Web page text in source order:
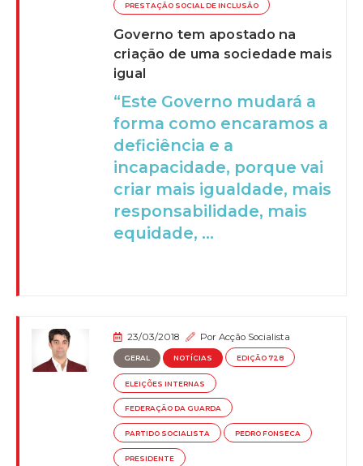
PRESTAÇÃO SOCIAL DE INCLUSÃO
Governo tem apostado na
criação de uma sociedade mais
igual
“Este Governo mudará a
forma como encaramos a
deficiência e a
incapacidade, porque vai
criar mais igualdade, mais
responsabilidade, mais
equidade, ...
23/03/2018 PorAcção Socialista
GERAL NOTÍCIAS EDIÇÃO 728
ELEIÇÕES INTERNAS
FEDERAÇÃO DA GUARDA
PARTIDO SOCIALISTA PEDRO FONSECA
PRESIDENTE